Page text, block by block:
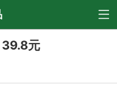
39.8元